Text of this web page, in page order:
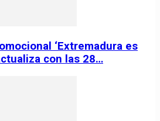
‘Extremadura es
con las 28…